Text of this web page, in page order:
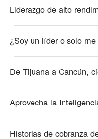
Liderazgo de alto
¿Soy un líder o solo
De Tijuana a Cancún,
Aprovecha la
Historias de cobranza